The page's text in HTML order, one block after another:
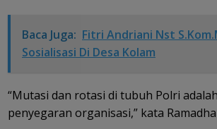
Baca Juga: Fitri Andriani Nst
Sosialisasi Di Desa Kolam
“Mutasi dan rotasi di tubuh Polri
penyegaran organisasi,” kata